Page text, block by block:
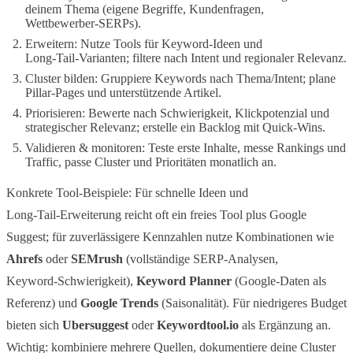
deinem Thema (eigene Begriffe, Kundenfragen,
Wettbewerber‑SERPs).
Erweitern: Nutze Tools für Keyword‑Ideen und
Long‑Tail‑Varianten; filtere nach Intent und regionaler Relevanz.
Cluster bilden: Gruppiere Keywords nach Thema/Intent; plane
Pillar‑Pages und unterstützende Artikel.
Priorisieren: Bewerte nach Schwierigkeit, Klickpotenzial und
strategischer Relevanz; erstelle ein Backlog mit Quick‑Wins.
Validieren & monitoren: Teste erste Inhalte, messe Rankings und
Traffic, passe Cluster und Prioritäten monatlich an.
Konkrete Tool‑Beispiele: Für schnelle Ideen und
Long‑Tail‑Erweiterung reicht oft ein freies Tool plus Google
Suggest; für zuverlässigere Kennzahlen nutze Kombinationen wie
Ahrefs oderSEMrush (vollständige SERP‑Analysen,
Keyword‑Schwierigkeit), Keyword Planner (Google‑Daten als
Referenz) und Google Trends (Saisonalität). Für niedrigeres Budget
bieten sich Ubersuggest oderKeywordtool.io als Ergänzung an.
Wichtig: kombiniere mehrere Quellen, dokumentiere deine Cluster